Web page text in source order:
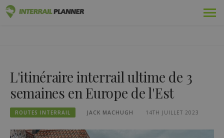
Voyages
Blog
L'itinéraire interrail ultime de 3
semaines en Europe de l'Est
ROUTES INTERRAIL JACK MACHUGH 14TH JUILLET 2023